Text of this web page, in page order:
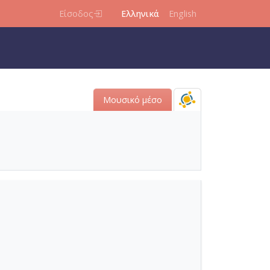
Είσοδος Ελληνικά English
Μουσικό μέσο